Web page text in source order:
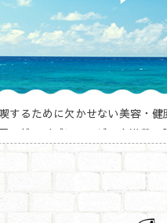
のドライブミュージック満載
するために欠かせない美容・